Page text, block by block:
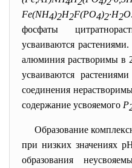
Fe(NH4)2H2F(PO4)2·H2O
фосфаты
усваиваются
алюминия растворимы в
усваиваются
соединения
содержание усвояемого Р
Образование
при низких значениях
образования